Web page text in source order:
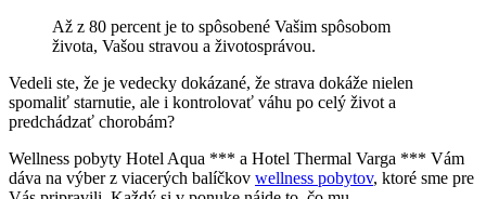
Až z 80 percent je to spôsobené Vašim spôsobom
života, Vašou stravou a životosprávou.
Vedeli ste, že je vedecky dokázané, že strava dokáže nielen
spomaliť starnutie, ale i kontrolovať váhu po celý život a
predchádzať chorobám?
Wellness pobyty Hotel Aqua *** a Hotel Thermal Varga *** Vám
dáva na výber z viacerých balíčkov wellness pobytov, ktoré sme pre